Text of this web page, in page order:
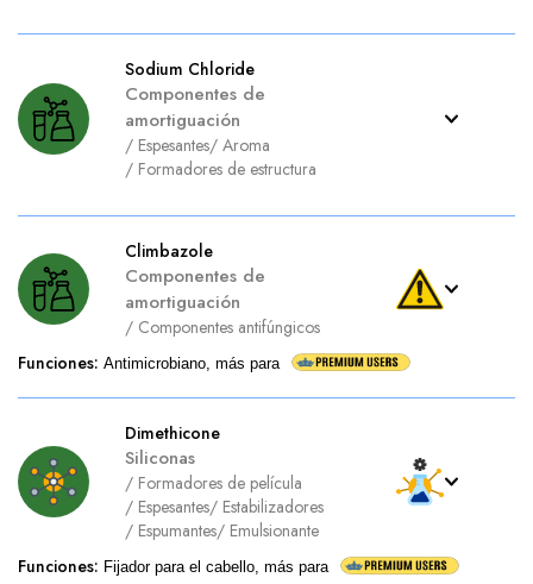
Sodium Chloride
Componentes de
amortiguación
/ Espesantes/ Aroma
/ Formadores de estructura
Climbazole
Componentes de
amortiguación
/ Componentes antifúngicos
Funciones: Antimicrobiano, más para
Dimethicone
Siliconas
/ Formadores de película
/ Espesantes/ Estabilizadores
/ Espumantes/ Emulsionante
Funciones: Fijador para el cabello, más para